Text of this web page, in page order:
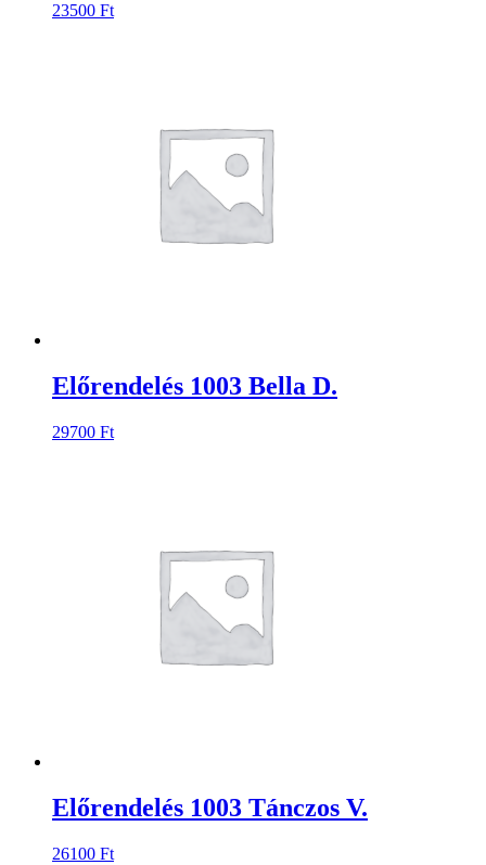
23500 Ft
Előrendelés 1003 Bella D.
29700 Ft
Előrendelés 1003 Tánczos V.
26100 Ft